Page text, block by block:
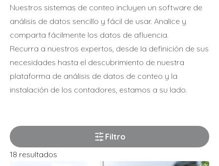
Nuestros sistemas de conteo incluyen un software de
análisis de datos sencillo y fácil de usar. Analice y
comparta fácilmente los datos de afluencia.
Recurra a nuestros expertos, desde la definición de sus
necesidades hasta el descubrimiento de nuestra
plataforma de análisis de datos de conteo y la
instalación de los contadores, estamos a su lado.
Filtro
Jinetes
Kayaks
Multiusuarios
Tipo de entorno
Espacios naturales
Turismo
Gama PYRO
Gama ZELT
18 resultados